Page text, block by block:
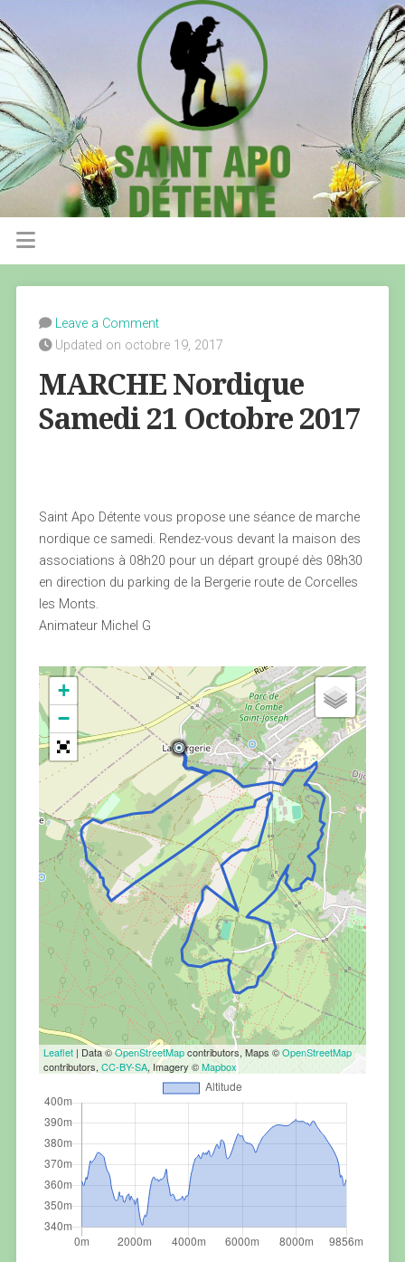
Leave a Comment
Updated on octobre 19, 2017
MARCHE Nordique
Samedi 21 Octobre 2017
Saint Apo Détente vous propose une séance de marche
nordique ce samedi. Rendez-vous devant la maison des
associations à 08h20 pour un départ groupé dès 08h30
en direction du parking de la Bergerie route de Corcelles
les Monts.
Animateur Michel G
+
−
Leaflet| Data ©OpenStreetMapcontributors, Maps ©OpenStreetMap
contributors, CC-BY-SA, Imagery ©Mapbox